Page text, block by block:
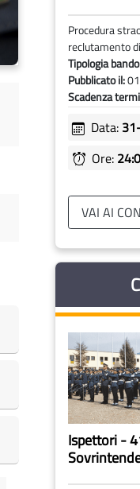
Procedura
reclutamento
Tipologia
Pubblicato il:
Scadenza
Data:
Ore:
VAI AI
Ispettori -